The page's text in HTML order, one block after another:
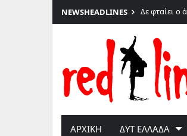
Μετάβαση
στο
περιεχόμενο
NEWSHEADLINES
Δε φταίει ο
του
ΑΡΧΙΚΗ ΔΥΤ ΕΛΛΑΔΑ